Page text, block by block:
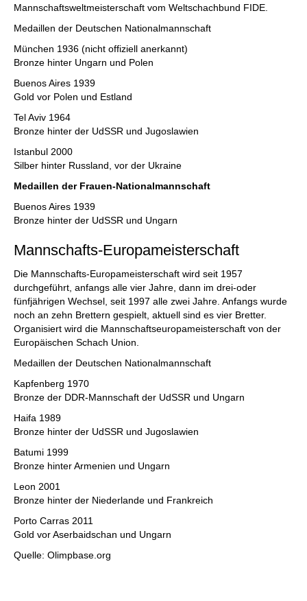
Mannschaftsweltmeisterschaft vom Weltschachbund FIDE.
Medaillen der Deutschen Nationalmannschaft
München 1936 (nicht offiziell anerkannt)
Bronze hinter Ungarn und Polen
Buenos Aires 1939
Gold vor Polen und Estland
Tel Aviv 1964
Bronze hinter der UdSSR und Jugoslawien
Istanbul 2000
Silber hinter Russland, vor der Ukraine
Medaillen der Frauen-Nationalmannschaft
Buenos Aires 1939
Bronze hinter der UdSSR und Ungarn
Mannschafts-Europameisterschaft
Die Mannschafts-Europameisterschaft wird seit 1957
durchgeführt, anfangs alle vier Jahre, dann im drei-oder
fünfjährigen Wechsel, seit 1997 alle zwei Jahre. Anfangs wurde
noch an zehn Brettern gespielt, aktuell sind es vier Bretter.
Organisiert wird die Mannschaftseuropameisterschaft von der
Europäischen Schach Union.
Medaillen der Deutschen Nationalmannschaft
Kapfenberg 1970
Bronze der DDR-Mannschaft der UdSSR und Ungarn
Haifa 1989
Bronze hinter der UdSSR und Jugoslawien
Batumi 1999
Bronze hinter Armenien und Ungarn
Leon 2001
Bronze hinter der Niederlande und Frankreich
Porto Carras 2011
Gold vor Aserbaidschan und Ungarn
Quelle: Olimpbase.org